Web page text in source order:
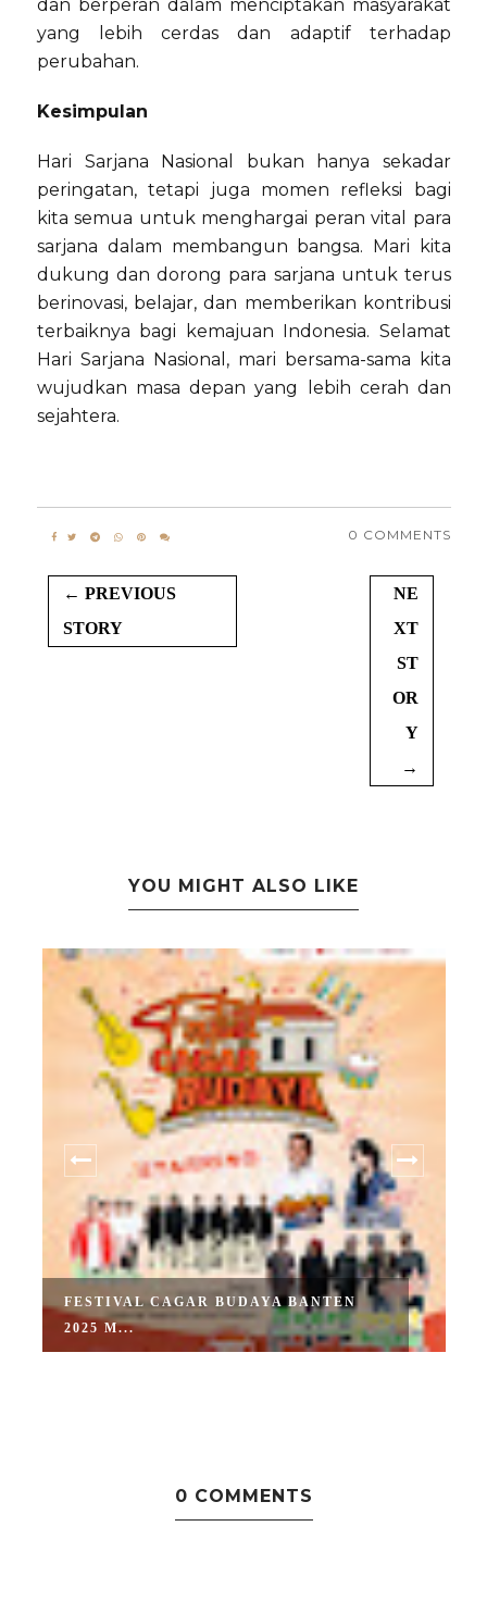
dan berperan dalam menciptakan masyarakat
yang lebih cerdas dan adaptif terhadap
perubahan.
Kesimpulan
Hari Sarjana Nasional bukan hanya sekadar
peringatan, tetapi juga momen refleksi bagi
kita semua untuk menghargai peran vital para
sarjana dalam membangun bangsa. Mari kita
dukung dan dorong para sarjana untuk terus
berinovasi, belajar, dan memberikan kontribusi
terbaiknya bagi kemajuan Indonesia. Selamat
Hari Sarjana Nasional, mari bersama-sama kita
wujudkan masa depan yang lebih cerah dan
sejahtera.
0 COMMENTS
← PREVIOUS
STORY
NE
XT
ST
OR
Y
→
YOU MIGHT ALSO LIKE
FESTIVAL CAGAR BUDAYA BANTEN
2025 M...
0 COMMENTS